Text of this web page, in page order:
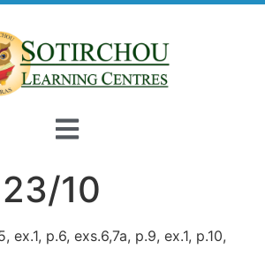
10
p.6, exs.6,7a, p.9, ex.1, p.10,